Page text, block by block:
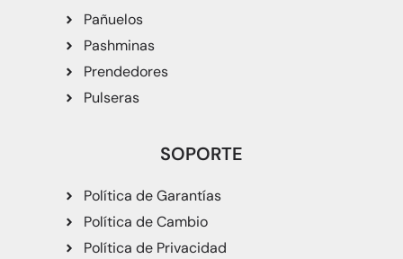
Pañuelos
Pashminas
Prendedores
Pulseras
SOPORTE
Política de Garantías
Política de Cambio
Política de Privacidad